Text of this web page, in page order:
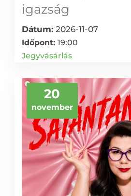
igazság
Dátum: 2026-11-07
Időpont: 19:00
Jegyvásárlás
20
november